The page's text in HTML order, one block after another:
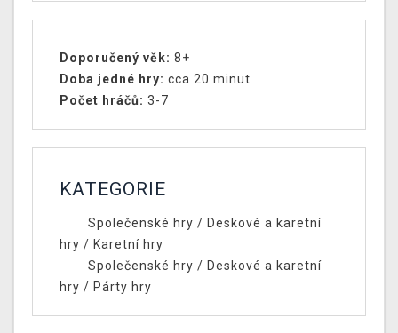
Doporučený věk: 8+
Doba jedné hry: cca 20 minut
Počet hráčů: 3-7
KATEGORIE
Společenské hry / Deskové a karetní
hry / Karetní hry
Společenské hry / Deskové a karetní
hry / Párty hry